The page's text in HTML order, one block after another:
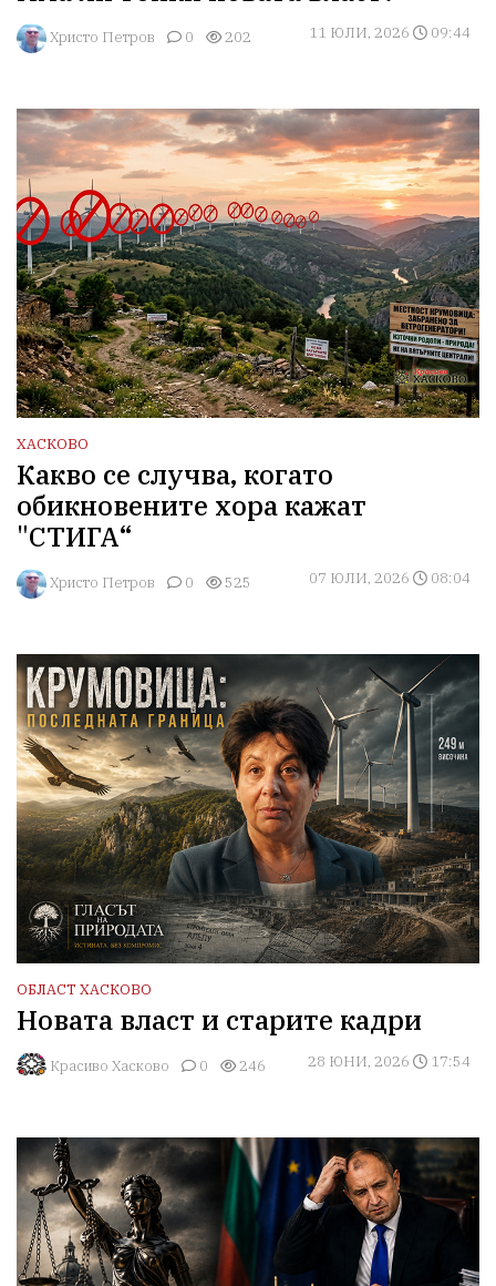
Христо Петров 0 202 11 ЮЛИ, 2026 09:44
ХАСКОВО
Какво се случва, когато
обикновените хора кажат
"СТИГА“
Христо Петров 0 525 07 ЮЛИ, 2026 08:04
ОБЛАСТ ХАСКОВО
Новата власт и старите кадри
Красиво Хасково 0 246 28 ЮНИ, 2026 17:54